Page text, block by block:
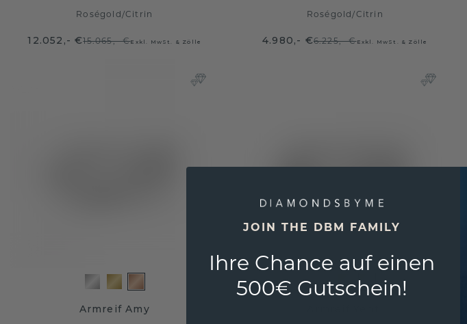
Roségold/Citrin
12.052,- €15.065,- €Exkl. MwSt. & Zölle
Roségold/Citrin
4.980,- €6.225,- €Exkl. MwSt. & Zölle
Armreif Amy
JOIN THE DBM FAMILY
Ihre Chance auf einen
500€ Gutschein!